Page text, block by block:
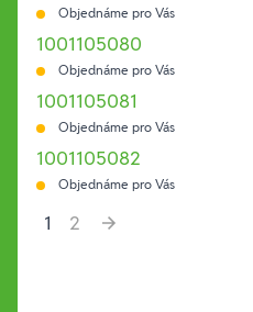
Objednáme pro Vás
1001105080
Objednáme pro Vás
1001105081
Objednáme pro Vás
1001105082
Objednáme pro Vás
1
2